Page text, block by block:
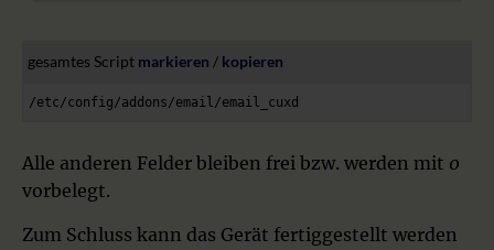
gesamtes Script markieren / kopieren
/etc/config/addons/email/email_cuxd
Alle anderen Felder bleiben frei bzw. werden mit 0
vorbelegt.
Zum Schluss kann das Gerät fertiggestellt werden